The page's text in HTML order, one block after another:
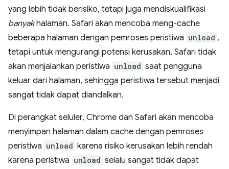
yang lebih tidak berisiko, tetapi juga mendiskualifikasi
banyakhalaman. Safari akan mencoba meng-cache
beberapa halaman dengan pemroses peristiwa unload ,
tetapi untuk mengurangi potensi kerusakan, Safari tidak
akan menjalankan peristiwa unload saat pengguna
keluar dari halaman, sehingga peristiwa tersebut menjadi
sangat tidak dapat diandalkan.
Di perangkat seluler, Chrome dan Safari akan mencoba
menyimpan halaman dalam cache dengan pemroses
peristiwa unload karena risiko kerusakan lebih rendah
karena peristiwa unload selalu sangat tidak dapat